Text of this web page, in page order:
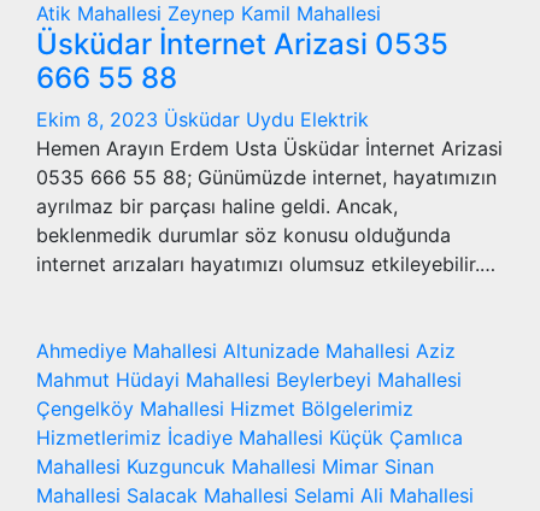
Atik Mahallesi Zeynep Kamil Mahallesi
Üsküdar İnternet Arizasi 0535
666 55 88
Ekim 8, 2023 Üsküdar Uydu Elektrik
Hemen Arayın Erdem Usta Üsküdar İnternet Arizasi
0535 666 55 88; Günümüzde internet, hayatımızın
ayrılmaz bir parçası haline geldi. Ancak,
beklenmedik durumlar söz konusu olduğunda
internet arızaları hayatımızı olumsuz etkileyebilir.…
Ahmediye Mahallesi Altunizade Mahallesi Aziz
Mahmut Hüdayi Mahallesi Beylerbeyi Mahallesi
Çengelköy Mahallesi Hizmet Bölgelerimiz
Hizmetlerimiz İcadiye Mahallesi Küçük Çamlıca
Mahallesi Kuzguncuk Mahallesi Mimar Sinan
Mahallesi Salacak Mahallesi Selami Ali Mahallesi